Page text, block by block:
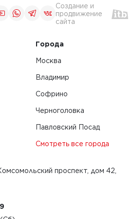
PS-2600
1 2 3
Создание и
продвижение
сайта
Города
Москва
Владимир
Софрино
Черноголовка
Павловский Посад
Смотреть все города
проспект, дом 42,